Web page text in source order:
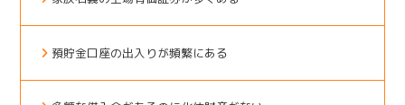
預貯金口座の出入りが頻繁にある